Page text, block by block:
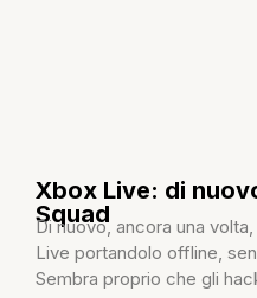
Xbox Live: di
Squad
Di nuovo, ancora una
Live portandolo offline,
Sembra proprio che gli